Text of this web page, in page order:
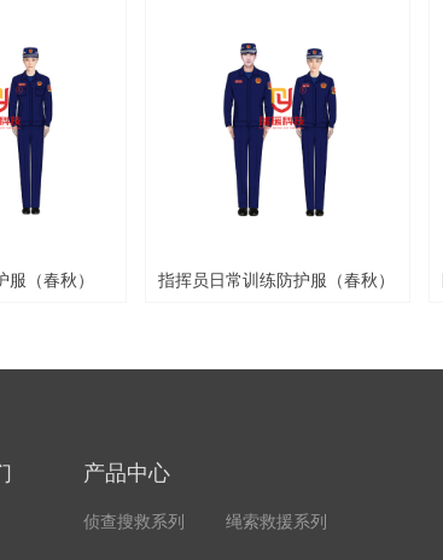
（春秋） 指挥员日常训练防护服（春秋）
产品中心
绳索救援系列
侦查搜救系列